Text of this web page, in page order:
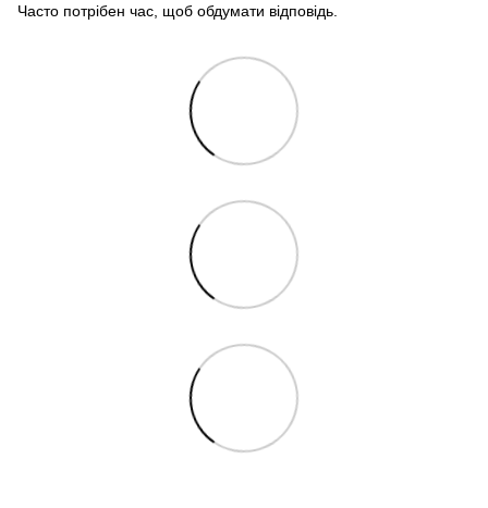
Часто потрібен час, щоб обдумати відповідь.